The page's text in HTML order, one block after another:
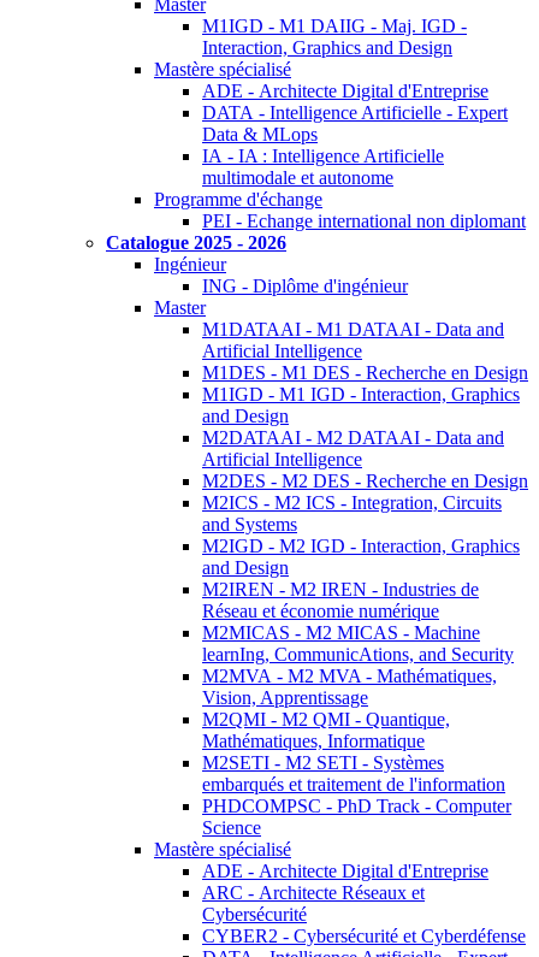
Master
M1IGD - M1 DAIIG - Maj. IGD -
Interaction, Graphics and Design
Mastère spécialisé
ADE - Architecte Digital d'Entreprise
DATA - Intelligence Artificielle - Expert
Data & MLops
IA - IA : Intelligence Artificielle
multimodale et autonome
Programme d'échange
PEI - Echange international non diplomant
Catalogue 2025 - 2026
Ingénieur
ING - Diplôme d'ingénieur
Master
M1DATAAI - M1 DATAAI - Data and
Artificial Intelligence
M1DES - M1 DES - Recherche en Design
M1IGD - M1 IGD - Interaction, Graphics
and Design
M2DATAAI - M2 DATAAI - Data and
Artificial Intelligence
M2DES - M2 DES - Recherche en Design
M2ICS - M2 ICS - Integration, Circuits
and Systems
M2IGD - M2 IGD - Interaction, Graphics
and Design
M2IREN - M2 IREN - Industries de
Réseau et économie numérique
M2MICAS - M2 MICAS - Machine
learnIng, CommunicAtions, and Security
M2MVA - M2 MVA - Mathématiques,
Vision, Apprentissage
M2QMI - M2 QMI - Quantique,
Mathématiques, Informatique
M2SETI - M2 SETI - Systèmes
embarqués et traitement de l'information
PHDCOMPSC - PhD Track - Computer
Science
Mastère spécialisé
ADE - Architecte Digital d'Entreprise
ARC - Architecte Réseaux et
Cybersécurité
CYBER2 - Cybersécurité et Cyberdéfense